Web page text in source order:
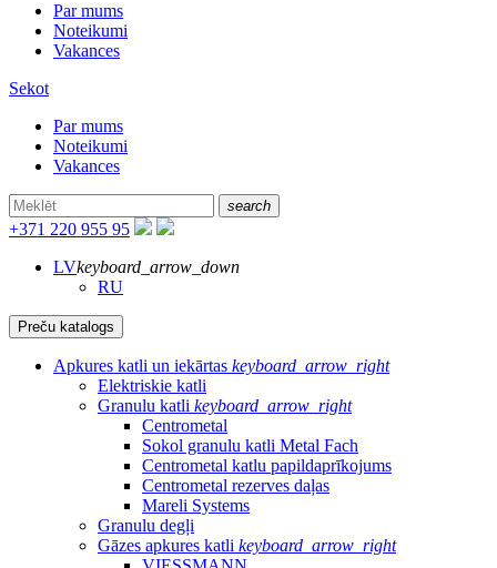
Par mums
Noteikumi
Vakances
Sekot
Par mums
Noteikumi
Vakances
search
+371 220 955 95
LVkeyboard_arrow_down
RU
Preču katalogs
Apkures katli un iekārtas keyboard_arrow_right
Elektriskie katli
Granulu katli keyboard_arrow_right
Centrometal
Sokol granulu katli Metal Fach
Centrometal katlu papildaprīkojums
Centrometal rezerves daļas
Mareli Systems
Granulu degļi
Gāzes apkures katli keyboard_arrow_right